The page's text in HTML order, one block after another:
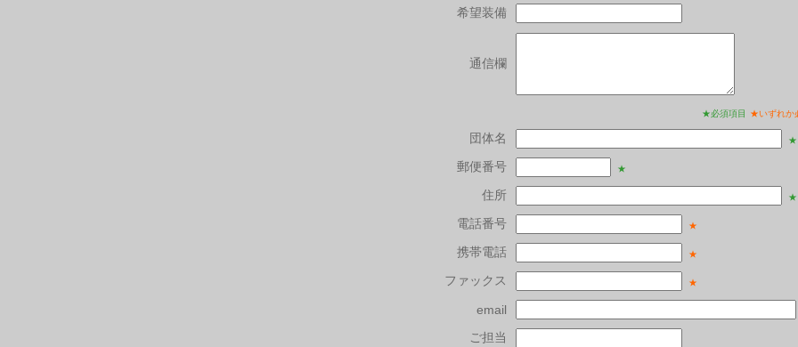
希望装備
通信欄
★必須項目 ★いずれか
団体名 ★
郵便番号 ★
住所 ★
電話番号 ★
携帯電話 ★
ファックス ★
email
ご担当